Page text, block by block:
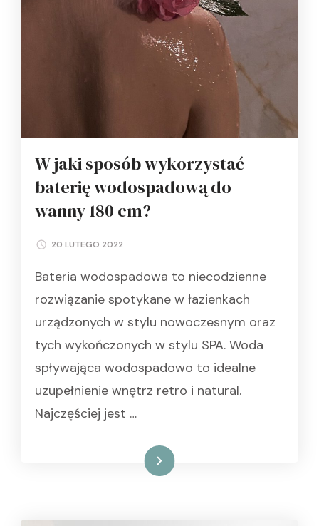
W jaki sposób wykorzystać
baterię wodospadową do
wanny 180 cm?
20 LUTEGO 2022
Bateria wodospadowa to niecodzienne
rozwiązanie spotykane w łazienkach
urządzonych w stylu nowoczesnym oraz
tych wykończonych w stylu SPA. Woda
spływająca wodospadowo to idealne
uzupełnienie wnętrz retro i natural.
Najczęściej jest …
Czytaj dalej